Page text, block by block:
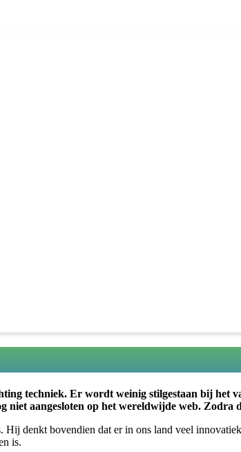
techniek. Er wordt weinig stilgestaan bij
niet aangesloten op het wereldwijde web. Zodra
Hij denkt bovendien dat er in ons land veel
is.